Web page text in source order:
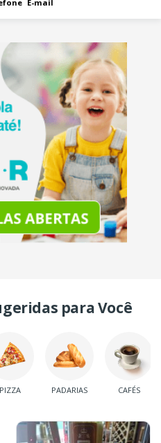
E-mail
para Você
PIZZA PADARIAS CAFÉS